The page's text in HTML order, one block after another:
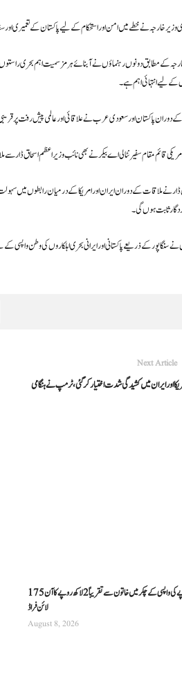
خارجہ نے خطے میں امن اور استحکام کے لیے پاکستان کے تعمیری اور
کے مطابق دونوں رہنماؤں نے آبنائے ہرمز سمیت اہم بحری راستوں
لیے انتہائی اہم ہے۔
دوران پاکستان اور سعودی عرب نے علاقائی اور عالمی پیش رفت پر
قائم مقام سفیر نٹالی اے بیکر نے بھی نائب وزیراعظم اسحاق ڈار سے
نے ملاقات کے دوران ایران اور امریکا کے درمیان رابطوں میں
ثابت ہوں گی۔
سنگاپور کے ذریعے پاکستانی اور ایرانی بحری اہلکاروں کی وطن واپسی
Next Article
175 روپے کی واپسی کے چکر میں خاتون سے تقریباً 2 لاکھ روپے کا آن
لائن فراڈ
August 8, 2026